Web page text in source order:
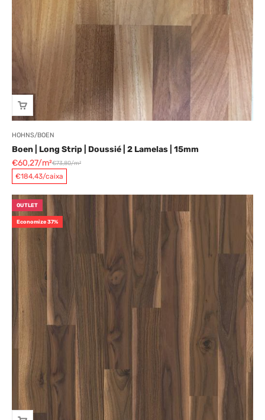
HOHNS/BOEN
Boen | Long Strip | Doussié | 2 Lamelas | 15mm
Preço promocional
€60,27/m²€73,80/m²
€184,43/caixa
OUTLET
Economize 37%